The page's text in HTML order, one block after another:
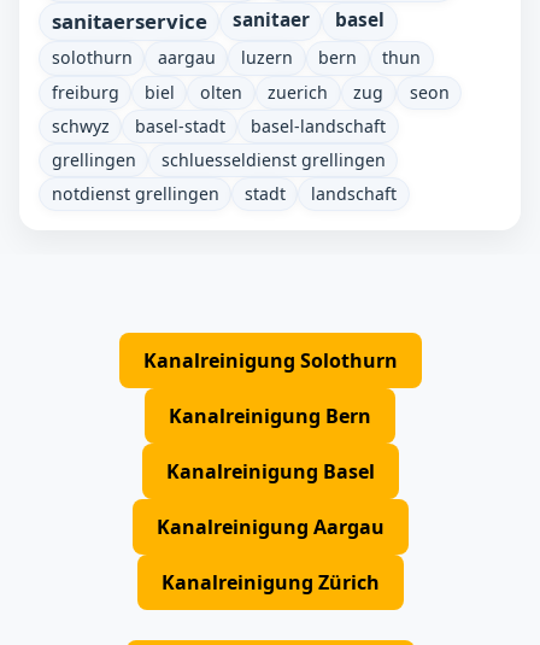
sanitaerservice sanitaer basel
solothurn aargau luzern bern
thun
freiburg
biel olten zuerich zug
seon
schwyz
basel-stadt
basel-landschaft
grellingen
schluesseldienst grellingen
notdienst grellingen
stadt landschaft
Kanalreinigung Solothurn
Kanalreinigung Bern
Kanalreinigung Basel
Kanalreinigung Aargau
Kanalreinigung Zürich